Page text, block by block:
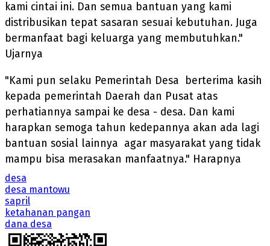
kami cintai ini. Dan semua bantuan yang kami
distribusikan tepat sasaran sesuai kebutuhan. Juga
bermanfaat bagi keluarga yang membutuhkan."
Ujarnya
"Kami pun selaku Pemerintah Desa berterima kasih
kepada pemerintah Daerah dan Pusat atas
perhatiannya sampai ke desa - desa. Dan kami
harapkan semoga tahun kedepannya akan ada lagi
bantuan sosial lainnya agar masyarakat yang tidak
mampu bisa merasakan manfaatnya." Harapnya
desa
desa mantowu
sapril
ketahanan pangan
dana desa